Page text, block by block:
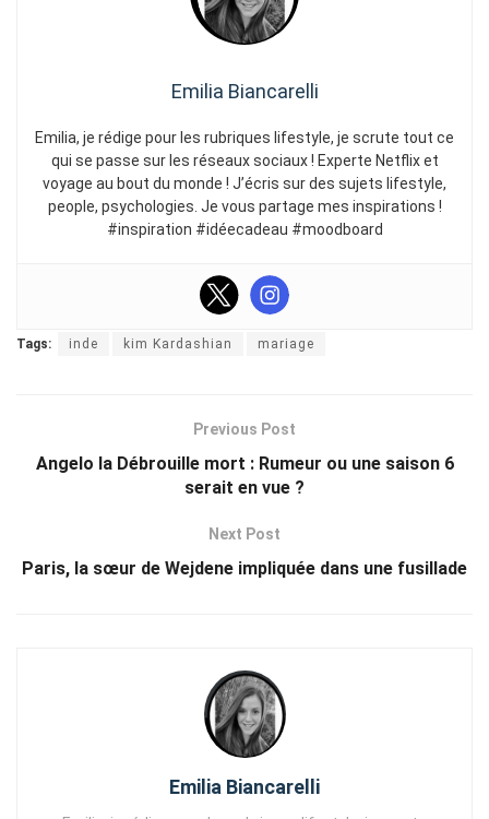
Emilia Biancarelli
Emilia, je rédige pour les rubriques lifestyle, je scrute tout ce
qui se passe sur les réseaux sociaux ! Experte Netflix et
voyage au bout du monde ! J’écris sur des sujets lifestyle,
people, psychologies. Je vous partage mes inspirations !
#inspiration #idéecadeau #moodboard
Tags: inde kim Kardashian mariage
Previous Post
Angelo la Débrouille mort : Rumeur ou une saison 6
serait en vue ?
Next Post
Paris, la sœur de Wejdene impliquée dans une fusillade
Emilia Biancarelli